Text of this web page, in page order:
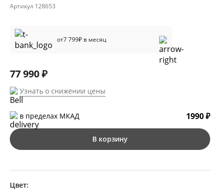
Артикул 128653
от7 799₽ в месяц
77 990 ₽
Узнать о снижении цены
в пределах МКАД 1990 ₽
В корзину
Цвет: